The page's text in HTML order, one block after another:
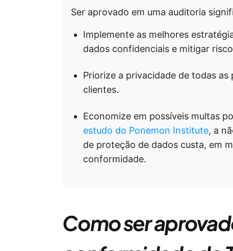
Ser aprovado em uma auditoria
Implemente as melhores
dados confidenciais e mitigar
Priorize a privacidade de todas
clientes.
Economize em possíveis multas
estudo do Ponemon Institute, a
de proteção de dados custa, em
conformidade.
Como ser